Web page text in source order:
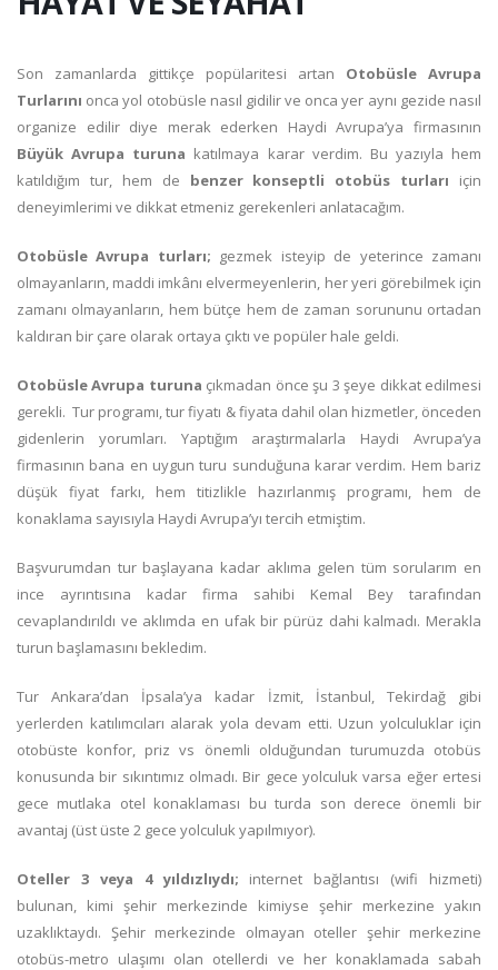
Son zamanlarda gittikçe popülaritesi artan Otobüsle Avrupa
Turlarını onca yol otobüsle nasıl gidilir ve onca yer aynı gezide nasıl
organize edilir diye merak ederken Haydi Avrupa’ya firmasının
Büyük Avrupa turuna katılmaya karar verdim. Bu yazıyla hem
katıldığım tur, hem de benzer konseptli otobüs turları için
deneyimlerimi ve dikkat etmeniz gerekenleri anlatacağım.
Otobüsle Avrupa turları; gezmek isteyip de yeterince zamanı
olmayanların, maddi imkânı elvermeyenlerin, her yeri görebilmek için
zamanı olmayanların, hem bütçe hem de zaman sorununu ortadan
kaldıran bir çare olarak ortaya çıktı ve popüler hale geldi.
Otobüsle Avrupa turuna çıkmadan önce şu 3 şeye dikkat edilmesi
gerekli. Tur programı, tur fiyatı & fiyata dahil olan hizmetler, önceden
gidenlerin yorumları. Yaptığım araştırmalarla Haydi Avrupa’ya
firmasının bana en uygun turu sunduğuna karar verdim. Hem bariz
düşük fiyat farkı, hem titizlikle hazırlanmış programı, hem de
konaklama sayısıyla Haydi Avrupa’yı tercih etmiştim.
Başvurumdan tur başlayana kadar aklıma gelen tüm sorularım en
ince ayrıntısına kadar firma sahibi Kemal Bey tarafından
cevaplandırıldı ve aklımda en ufak bir pürüz dahi kalmadı. Merakla
turun başlamasını bekledim.
Tur Ankara’dan İpsala’ya kadar İzmit, İstanbul, Tekirdağ gibi
yerlerden katılımcıları alarak yola devam etti. Uzun yolculuklar için
otobüste konfor, priz vs önemli olduğundan turumuzda otobüs
konusunda bir sıkıntımız olmadı. Bir gece yolculuk varsa eğer ertesi
gece mutlaka otel konaklaması bu turda son derece önemli bir
avantaj (üst üste 2 gece yolculuk yapılmıyor).
Oteller 3 veya 4 yıldızlıydı; internet bağlantısı (wifi hizmeti)
bulunan, kimi şehir merkezinde kimiyse şehir merkezine yakın
uzaklıktaydı. Şehir merkezinde olmayan oteller şehir merkezine
otobüs-metro ulaşımı olan otellerdi ve her konaklamada sabah